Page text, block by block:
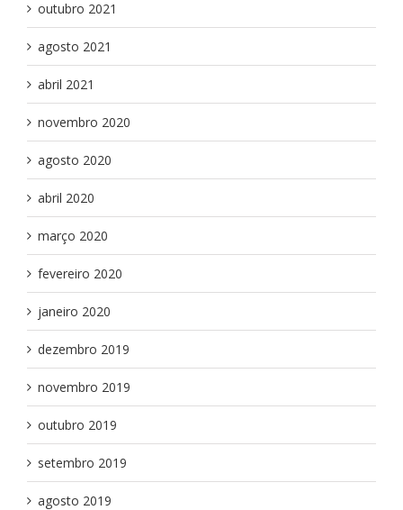
outubro 2021
agosto 2021
abril 2021
novembro 2020
agosto 2020
abril 2020
março 2020
fevereiro 2020
janeiro 2020
dezembro 2019
novembro 2019
outubro 2019
setembro 2019
agosto 2019